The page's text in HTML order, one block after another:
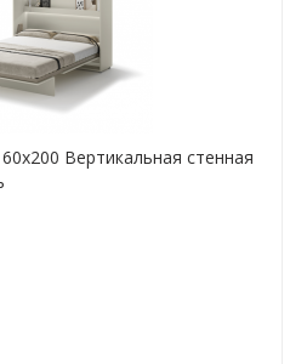
Вертикальная cтенная